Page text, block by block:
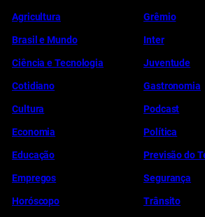
Agricultura
Brasil e Mundo
Ciência e Tecnologia
Cotidiano
Cultura
Economia
Educação
Empregos
Horóscopo
Grêmio
Inter
Juventude
Gastronomia
Podcast
Política
Previsão do
Segurança
Trânsito